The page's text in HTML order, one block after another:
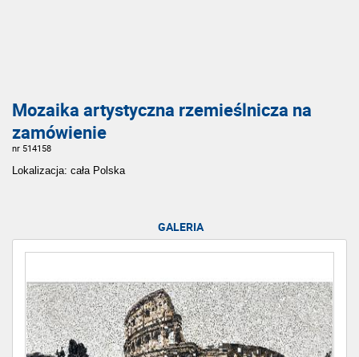
Mozaika artystyczna rzemieślnicza na
zamówienie
nr 514158
Lokalizacja: cała Polska
GALERIA